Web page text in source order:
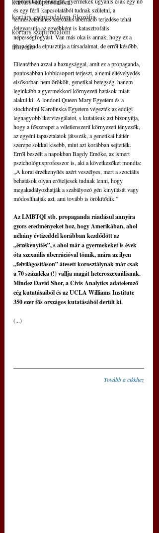
kortárs szépirodalom filozófia
kortárs szépirodalom
filozófia
és egy férfi kapcsolatából tudnak születni, a
természetellenes szexuális aberráció terjedése tehát
felgyorsítja az egyébként is katasztrofális
népességfogyást. Van más oka is annak, hogy ez a
propaganda elpusztítja a társadalmat, de erről később.
Ellentétben azzal a hazugsággal, amit ez a propaganda,
pontosabban lobbicsoport terjeszt, a nemi eltévelyedés
elsősorban nem örökölt, genetikai betegség, hanem
leginkább a gyermekkori környezeti hatások miatt
alakul ki. A londoni Queen Mary Egyetem és a
stockholmi Karolinska Egyetem végezték az eddigi
legnagyobb ikervizsgálatot, s kutatásuk azt bizonyítja,
hogy a főszerepet a véletlenszerű környezeti tényezők,
az egyéni tapasztalatok játsszák, a genetikai háttér
szerepe sokkal kisebb, mint azt korábban sejtették.
Erről beszélt a napokban Bagdy Emőke, az ismert
pszichológusprofesszor is, aki a következőket mondta:
„A korai érzékenyítés azért veszélyes, mert a szociális
behatások olyan erőteljesek tudnak lenni, hogy
megakadályozhatják a szabályozó gén kinyílását vagy
módosíthatják azt, ami tovább is örökítődik.”
Az LMBTQI stb. propaganda ráadásul annyira
gyors eredményeket hoz, hogy Amerikában, ahol
néhány évtizeddel korábban kezdődött az
„érzékenyítés”, s ahol már a gyermekeket is évek
óta szexuális aberrációval tömik, mára az ilyen
„felvilágosításon” átesett korosztálynak már csak
a 70 százaléka (!) vallja magát heteroszexuálisnak.
Mindez David Shor, a Civis Analytics adatelemző
cég kutatásaiból és az UCLA Williams Institute
350 ezer fős országos kutatásából derült ki.
(...)
Tovább a cikkhez